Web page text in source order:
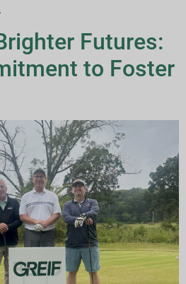
Futures:
to Foster